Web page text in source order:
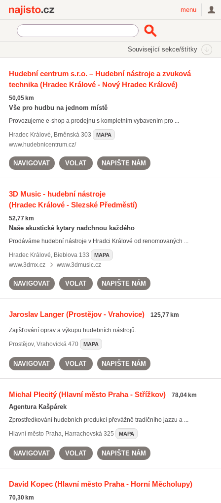
menu
Související sekce/štítky
Hudebniny a hudební nástroje (414)
Hudební kluby a diskotéky
Hudební skupiny a interpreti
Všechny související sekce
Hudební centrum s.r.o. – Hudební nástroje a zvuková
technika(Hradec Králové - Nový Hradec Králové)
50,05 km
Vše pro hudbu na jednom místě
Provozujeme e-shop a prodejnu s kompletním vybavením pro ...
Hradec Králové, Brněnská 303 MAPA
www.hudebnicentrum.cz/
NAVIGOVAT VOLAT NAPIŠTE NÁM
3D Music - hudební nástroje
(Hradec Králové - Slezské Předměstí)
52,77 km
Naše akustické kytary nadchnou každého
Prodáváme hudební nástroje v Hradci Králové od renomovaných ...
Hradec Králové, Bieblova 133 MAPA
www.3dmx.cz www.3dmusic.cz
NAVIGOVAT VOLAT NAPIŠTE NÁM
Jaroslav Langer(Prostějov - Vrahovice) 125,77 km
Zajišťování oprav a výkupu hudebních nástrojů.
Prostějov, Vrahovická 470 MAPA
NAVIGOVAT VOLAT NAPIŠTE NÁM
Michal Plecitý(Hlavní město Praha - Střížkov) 78,04 km
Agentura Kašpárek
Zprostředkování hudebních produkcí převážně tradičního jazzu a ...
Hlavní město Praha, Harrachovská 325 MAPA
NAVIGOVAT VOLAT NAPIŠTE NÁM
David Kopec(Hlavní město Praha - Horní Měcholupy)
70,30 km